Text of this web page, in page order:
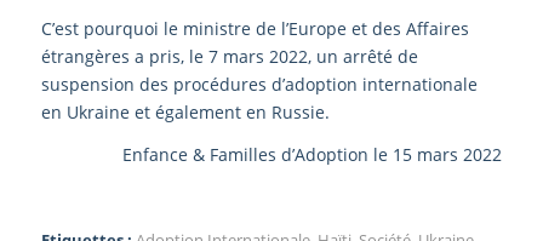
C’est pourquoi le ministre de l’Europe et des Affaires
étrangères a pris, le 7 mars 2022, un arrêté de
suspension des procédures d’adoption internationale
en Ukraine et également en Russie.
Enfance & Familles d’Adoption le 15 mars 2022